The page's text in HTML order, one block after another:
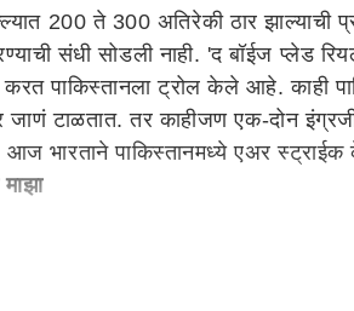
200 ते 300 अतिरेकी ठार झाल्याची
संधी सोडली नाही. 'द बॉईज प्लेड
पाकिस्तानला ट्रोल केले आहे. काही
जाणं टाळतात. तर काहीजण एक-दोन
आज भारताने पाकिस्तानमध्ये एअर